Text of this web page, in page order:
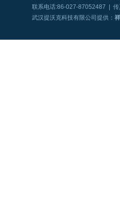
联系电话:86-027-87052487 |
武汉提沃克科技有限公司提供：